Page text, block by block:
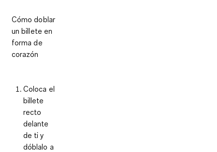
Cómo doblar
un billete en
forma de
corazón
Coloca el
billete
recto
delante
de ti y
dóblalo a